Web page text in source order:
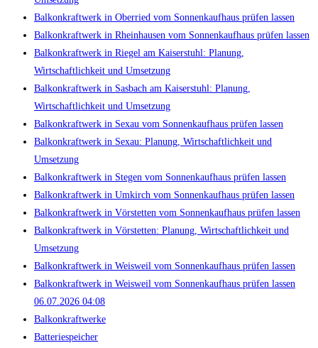
Balkonkraftwerk in Oberried vom Sonnenkaufhaus prüfen lassen
Balkonkraftwerk in Rheinhausen vom Sonnenkaufhaus prüfen lassen
Balkonkraftwerk in Riegel am Kaiserstuhl: Planung,
Wirtschaftlichkeit und Umsetzung
Balkonkraftwerk in Sasbach am Kaiserstuhl: Planung,
Wirtschaftlichkeit und Umsetzung
Balkonkraftwerk in Sexau vom Sonnenkaufhaus prüfen lassen
Balkonkraftwerk in Sexau: Planung, Wirtschaftlichkeit und
Umsetzung
Balkonkraftwerk in Stegen vom Sonnenkaufhaus prüfen lassen
Balkonkraftwerk in Umkirch vom Sonnenkaufhaus prüfen lassen
Balkonkraftwerk in Vörstetten vom Sonnenkaufhaus prüfen lassen
Balkonkraftwerk in Vörstetten: Planung, Wirtschaftlichkeit und
Umsetzung
Balkonkraftwerk in Weisweil vom Sonnenkaufhaus prüfen lassen
Balkonkraftwerk in Weisweil vom Sonnenkaufhaus prüfen lassen
06.07.2026 04:08
Balkonkraftwerke
Batteriespeicher